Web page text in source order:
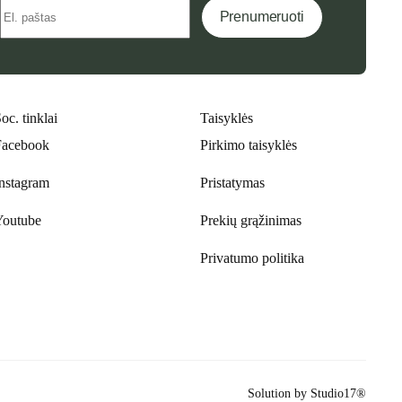
Prenumeruoti
tinklai
Taisyklės
Pirkimo taisyklės
Pristatymas
Prekių grąžinimas
Privatumo politika
Solution by Studio17®